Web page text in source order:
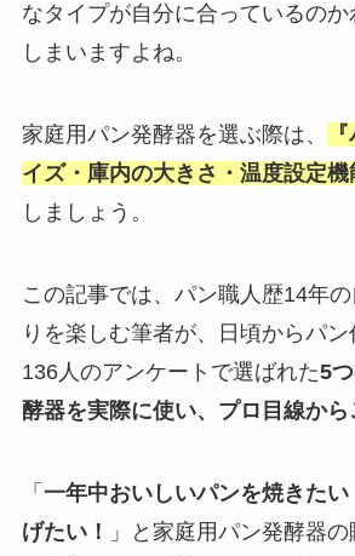
なタイプが自分に合っているの
しまいますよね。
家庭用パン発酵器を選ぶ際は、
イズ・庫内の大きさ・温度設定機
しましょう。
この記事では、パン職人歴14年
りを楽しむ筆者が、日頃からパン
136人のアンケートで選ばれた5
酵器を実際に使い、プロ目線から
「 一年中おいしいパンを焼きたい
げたい！
」と家庭用パン発酵器